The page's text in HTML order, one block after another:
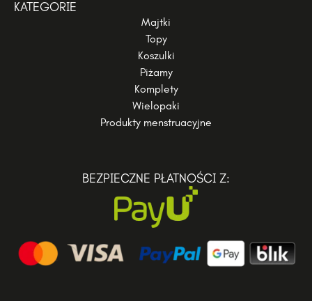
KATEGORIE
Majtki
Topy
Koszulki
Piżamy
Komplety
Wielopaki
Produkty menstruacyjne
BEZPIECZNE PŁATNOŚCI Z: